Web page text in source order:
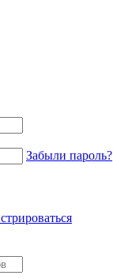
Забыли пароль?